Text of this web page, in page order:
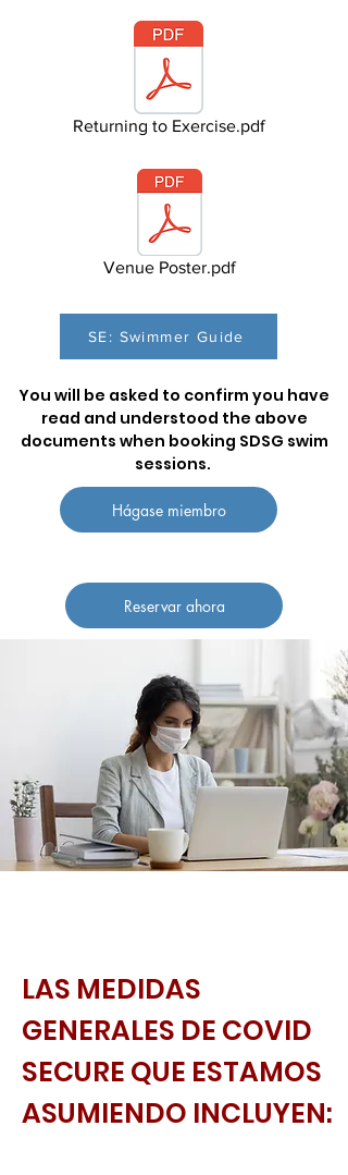
Returning to Exercise.pdf
Venue Poster.pdf
SE: Swimmer Guide
You will be asked to confirm you have
read and understood the above
documents when booking SDSG swim
sessions.
Hágase miembro
Reservar ahora
LAS MEDIDAS
GENERALES DE COVID
SECURE QUE ESTAMOS
ASUMIENDO INCLUYEN: